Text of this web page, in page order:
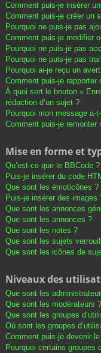
Comment puis-je insérer
Comment puis-je créer un
Pourquoi ne puis-je pas
Comment puis-je modifier
Pourquoi ne puis-je pas
Pourquoi ne puis-je pas
Pourquoi ai-je reçu un
Comment puis-je
À quoi sert le bouton «
rédaction d’un sujet ?
Pourquoi mon message a-
Comment puis-je remonter
Mise en forme et
Qu’est-ce que le BBCode ?
Puis-je insérer du code
Que sont les émoticônes ?
Puis-je insérer des images
Que sont les annonces
Que sont les annonces ?
Que sont les notes ?
Que sont les sujets
Que sont les icônes de
Niveaux des
Que sont les
Que sont les modérateurs ?
Que sont les groupes
Où sont les groupes
Comment puis-je devenir
Pourquoi certains groupes